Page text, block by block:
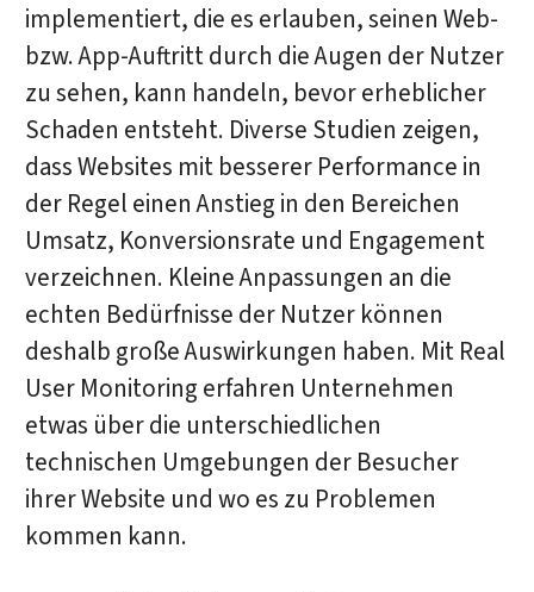
implementiert, die es erlauben, seinen Web-
bzw. App-Auftritt durch die Augen der Nutzer
zu sehen, kann handeln, bevor erheblicher
Schaden entsteht. Diverse Studien zeigen,
dass Websites mit besserer Performance in
der Regel einen Anstieg in den Bereichen
Umsatz, Konversionsrate und Engagement
verzeichnen. Kleine Anpassungen an die
echten Bedürfnisse der Nutzer können
deshalb große Auswirkungen haben. Mit Real
User Monitoring erfahren Unternehmen
etwas über die unterschiedlichen
technischen Umgebungen der Besucher
ihrer Website und wo es zu Problemen
kommen kann.